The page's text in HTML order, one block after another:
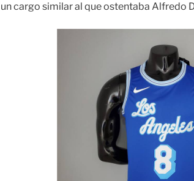
un cargo similar al que ostentaba Alfredo